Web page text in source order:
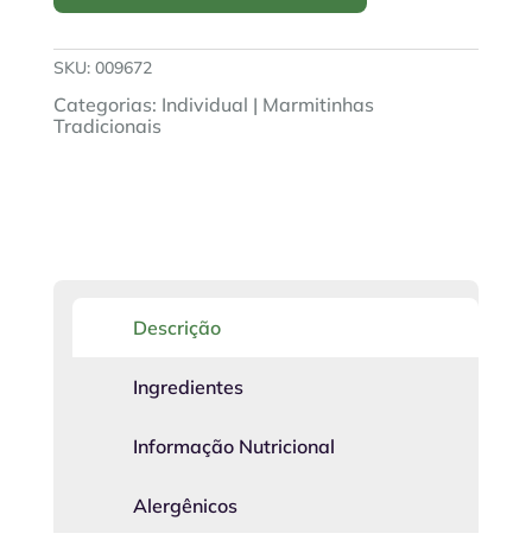
SKU: 009672
Categorias: Individual | Marmitinhas
Tradicionais
Descrição
Ingredientes
Informação Nutricional
Alergênicos